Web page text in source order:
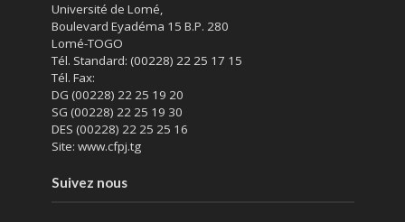
Université de Lomé,
Boulevard Eyadéma 15 B.P. 280
Lomé-TOGO
Tél. Standard: (00228) 22 25 17 15
Tél. Fax:
DG (00228) 22 25 19 20
SG (00228) 22 25 19 30
DES (00228) 22 25 25 16
Site: www.cfpj.tg
Suivez nous